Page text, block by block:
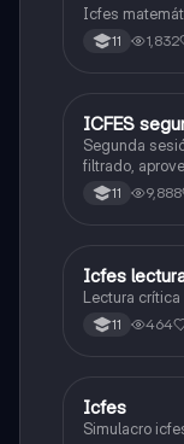
Icfes
11 1,832
ICFES:
ICFES
Segunda
filtrado,
poder
carrera con la
11 9,888
Lengua
Icfes
Lectura crítica
11 464
ICFES:
Icfes
Simulacro